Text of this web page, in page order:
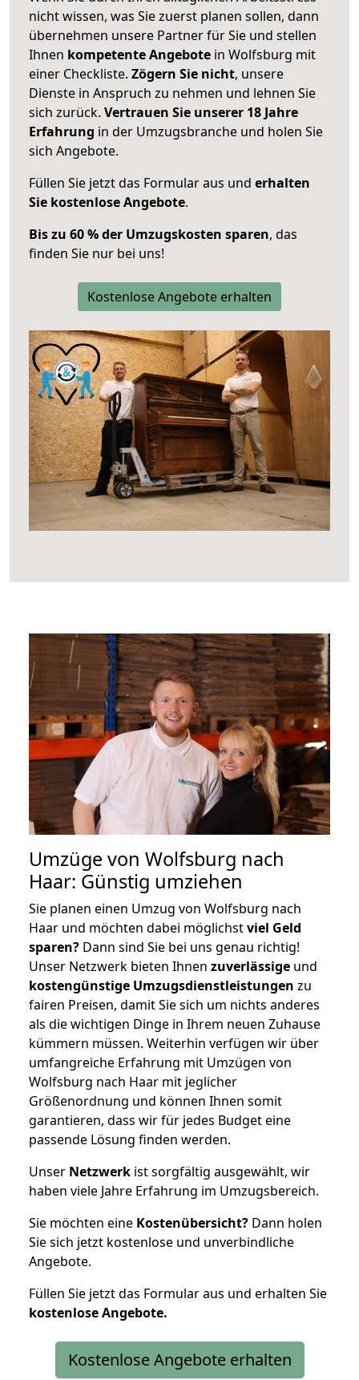
nicht wissen, was Sie zuerst planen sollen, dann
übernehmen unsere Partner für Sie und stellen
Ihnen kompetente Angebote in Wolfsburg mit
einer Checkliste. Zögern Sie nicht, unsere
Dienste in Anspruch zu nehmen und lehnen Sie
sich zurück. Vertrauen Sie unserer 18 Jahre
Erfahrung in der Umzugsbranche und holen Sie
sich Angebote.
Füllen Sie jetzt das Formular aus und erhalten
Sie kostenlose Angebote.
Bis zu 60 % der Umzugskosten sparen, das
finden Sie nur bei uns!
Kostenlose Angebote erhalten
Umzüge von Wolfsburg nach
Haar: Günstig umziehen
Sie planen einen Umzug von Wolfsburg nach
Haar und möchten dabei möglichstviel Geld
sparen? Dann sind Sie bei uns genau richtig!
Unser Netzwerk bieten Ihnen zuverlässige und
kostengünstige Umzugsdienstleistungen zu
fairen Preisen, damit Sie sich um nichts anderes
als die wichtigen Dinge in Ihrem neuen Zuhause
kümmern müssen. Weiterhin verfügen wir über
umfangreiche Erfahrung mit Umzügen von
Wolfsburg nach Haar mit jeglicher
Größenordnung und können Ihnen somit
garantieren, dass wir für jedes Budget eine
passende Lösung finden werden.
Unser Netzwerk ist sorgfältig ausgewählt, wir
haben viele Jahre Erfahrung im Umzugsbereich.
Sie möchten eine Kostenübersicht? Dann holen
Sie sich jetzt kostenlose und unverbindliche
Angebote.
Füllen Sie jetzt das Formular aus und erhalten Sie
kostenloseAngebote.
Kostenlose Angebote erhalten